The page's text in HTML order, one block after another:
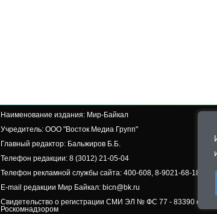
Наименование издания: Мир-Байкал
Учредитель: ООО "Восток Медиа Групп"
Главный редактор: Бальжиров Б.Б.
Телефон редакции: 8 (3012) 21-05-04
Телефон рекламной службы сайта: 400-608, 8-9021-68-18-50,
E-mail редакции Мир Байкал: bicn@bk.ru
Свидетельство о регистрации СМИ ЭЛ № ФС 77 - 83390 от
Роскомнадзором